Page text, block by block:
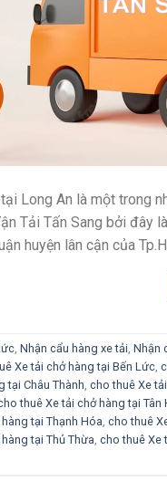
Long An là một trong
Tải Tấn Sang bởi đây
huyện lân cận của
, Nhận cẩu hàng xe tải, Nhận
Xe tải chở hàng tại Bến Lức,
tại Châu Thành, cho thuê Xe
thuê Xe tải chở hàng tại Tân
tại Thạnh Hóa, cho thuê
tại Thủ Thừa, cho thuê Xe